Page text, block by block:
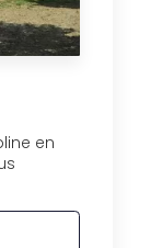
en